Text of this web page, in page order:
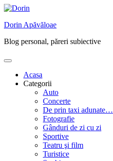
Skip
content
Dorin Apăvăloae
Blog personal, păreri subiective
Acasa
Categorii
Auto
Concerte
De prin taxi adunate…
Fotografie
Gânduri de zi cu zi
Sportive
Teatru şi film
Turistice